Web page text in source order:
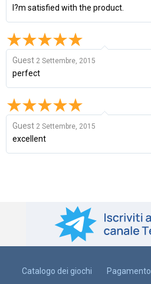
I?m satisfied with the product.
Guest 2 Settembre, 2015
perfect
Guest 2 Settembre, 2015
excellent
Catalogo dei giochi Pagamento